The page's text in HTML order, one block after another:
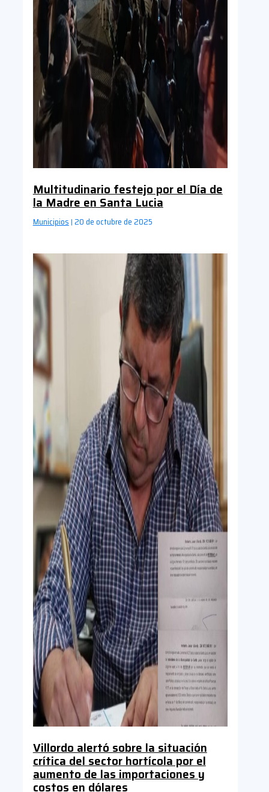
Multitudinario festejo por el Día de
la Madre en Santa Lucia
Municipios | 20 de octubre de 2025
Villordo alertó sobre la situación
crítica del sector hortícola por el
aumento de las importaciones y
costos en dólares